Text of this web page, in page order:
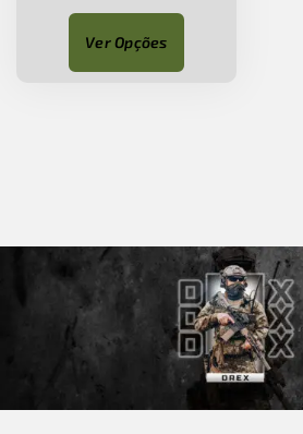
Ver Opções